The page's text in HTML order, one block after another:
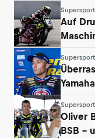
Auf
Oliver
BSB –